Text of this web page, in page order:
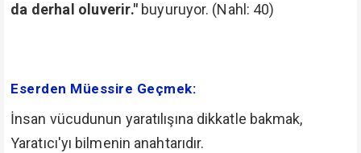
da derhal oluverir." buyuruyor. (Nahl: 40)
Eserden Müessire Geçmek:
İnsan vücudunun yaratılışına dikkatle bakmak,
Yaratıcı'yı bilmenin anahtarıdır.